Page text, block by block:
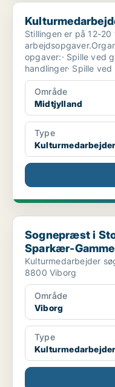
Kulturmedarbejder i
Stillingen er på 12-
opgaver:· Spille ved
handlinger· Spille
Område
Midtjylland
Type
Kulturmedarbejder
Sognepræst i Stoholm-
Sognepræst i
Sparkær-
Kulturmedarbejder
8800 Viborg
Område
Viborg
Type
Kulturmedarbejder